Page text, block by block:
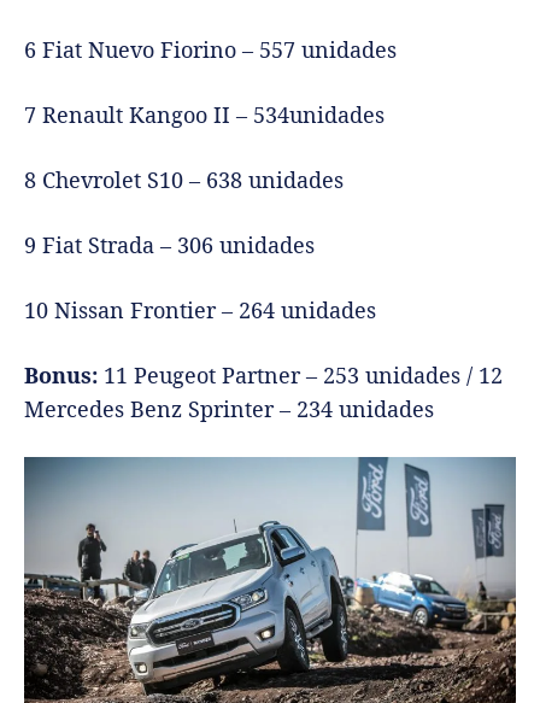
6 Fiat Nuevo Fiorino – 557 unidades
7 Renault Kangoo II – 534unidades
8 Chevrolet S10 – 638 unidades
9 Fiat Strada – 306 unidades
10 Nissan Frontier – 264 unidades
Bonus: 11 Peugeot Partner – 253 unidades / 12
Mercedes Benz Sprinter – 234 unidades